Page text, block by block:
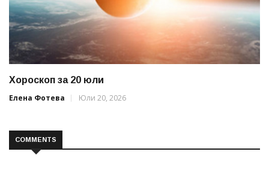
Хороскоп за 20 юли
Елена Фотева
Юли 20, 2026
COMMENTS